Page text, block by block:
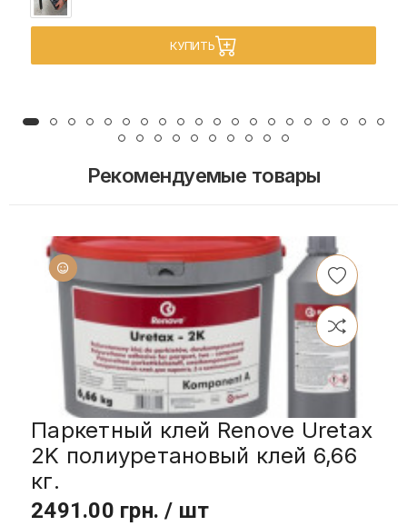
КУПИТЬ
Рекомендуемые товары
Паркетный клей Renove Uretax
2K полиуретановый клей 6,66
кг.
2491.00 грн. / шт